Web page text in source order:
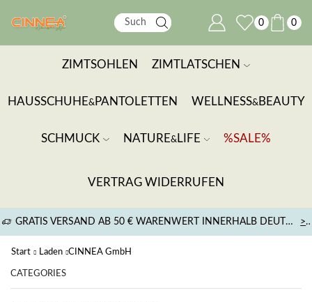
0 0
ZIMTSOHLEN ZIMTLATSCHEN
HAUSSCHUHE& PANTOLETTEN WELLNESS& BEAUTY
SCHMUCK NATURE& LIFE %SALE%
VERTRAG WIDERRUFEN
GRATIS VERSAND AB 50 € WARENWERT INNERHALB DEUTSCHLANDS
Start Laden CINNEA GmbH
CATEGORIES